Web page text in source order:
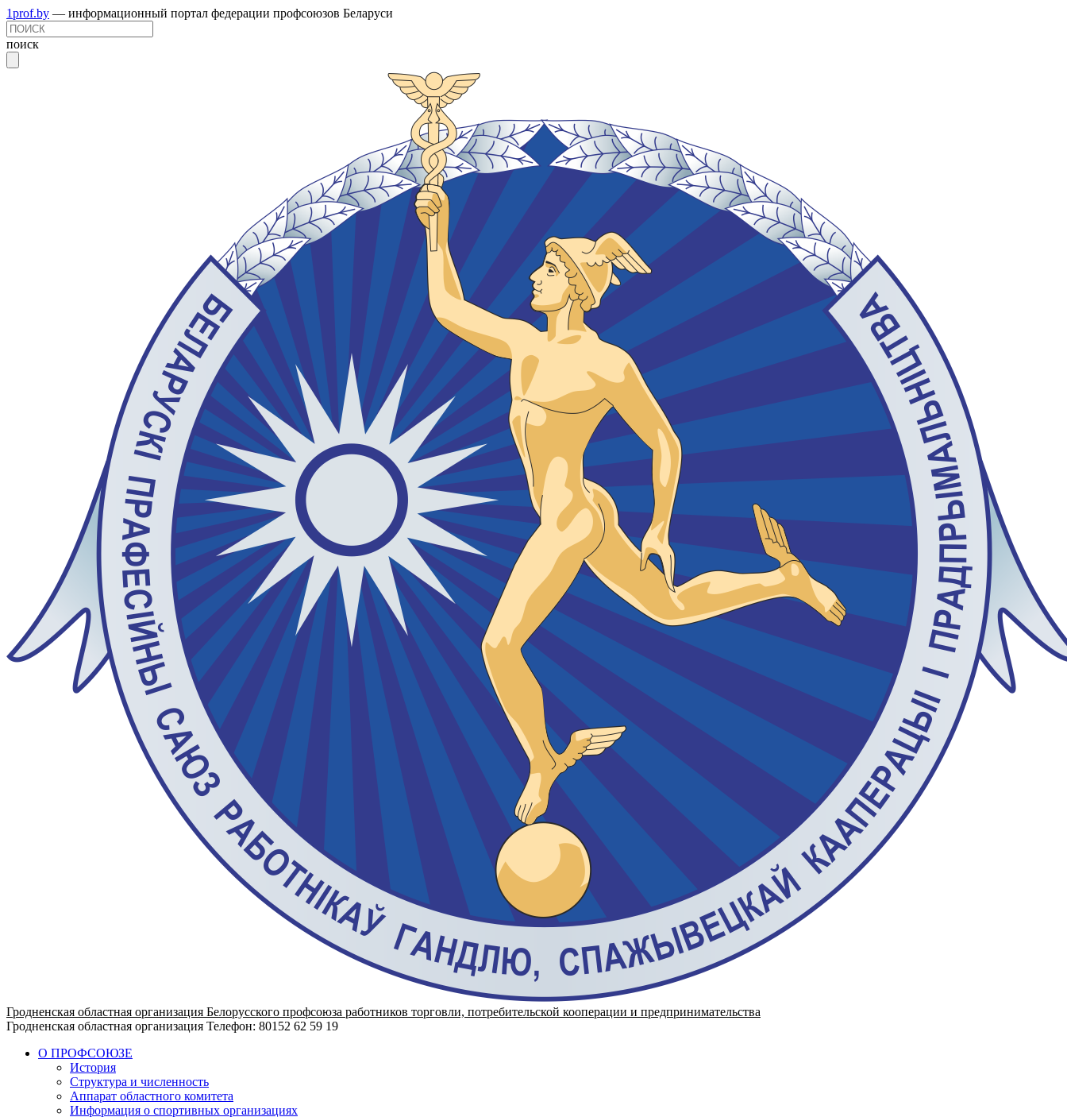
1prof.by — информационный портал федерации профсоюзов Беларуси
поиск
Гродненская областная организация Белорусского профсоюза работников торговли, потребительской кооперации и предпринимательства
Гродненская областная организация Телефон: 80152 62 59 19
О ПРОФСОЮЗЕ
История
Структура и численность
Аппарат областного комитета
Информация о спортивных организациях